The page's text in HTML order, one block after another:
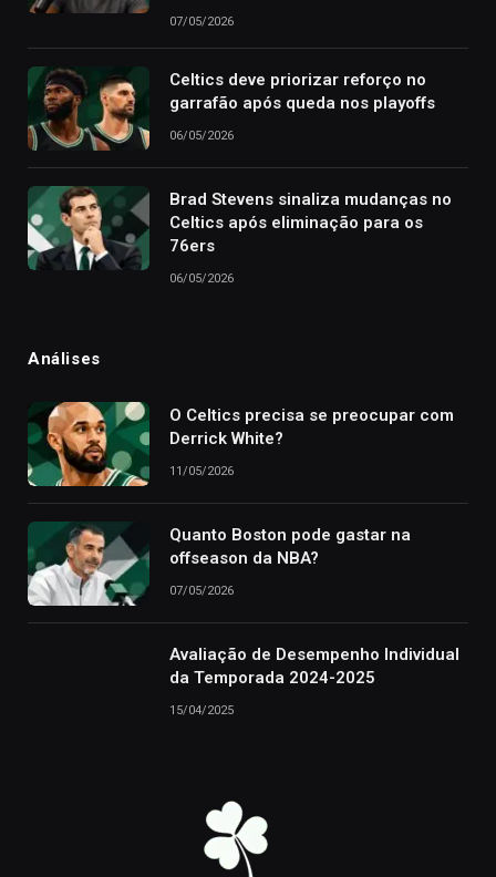
07/05/2026
Celtics deve priorizar reforço no
garrafão após queda nos playoffs
06/05/2026
Brad Stevens sinaliza mudanças no
Celtics após eliminação para os
76ers
06/05/2026
Análises
O Celtics precisa se preocupar com
Derrick White?
11/05/2026
Quanto Boston pode gastar na
offseason da NBA?
07/05/2026
Avaliação de Desempenho Individual
da Temporada 2024-2025
15/04/2025